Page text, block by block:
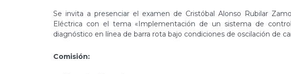
Se invita a presenciar el examen de Cristóbal Alonso Rubilar
Eléctrica con el tema «Implementación de un sistema de
diagnóstico en línea de barra rota bajo condiciones de oscilación de
Comisión: